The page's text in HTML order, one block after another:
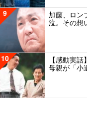
9
加藤、ロン
泣。その想
10
【感動実
母親が「小